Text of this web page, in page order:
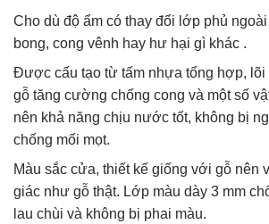
Cho dù độ ẩm có thay đổi lớp phủ
bong, cong vênh hay hư hại gì khác .
Được cấu tạo từ tấm nhựa tổng hợp, lõi
gỗ tăng cường chống cong và một số
nên khả năng chịu nước tốt, không bị
chống mối mọt.
Màu sắc cửa, thiết kế giống với gỗ nên
giác như gỗ thật. Lớp màu dày 3 mm
lau chùi và không bị phai màu.